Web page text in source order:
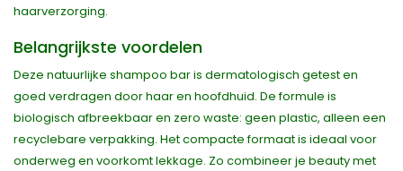
haarverzorging.
Belangrijkste voordelen
Deze natuurlijke shampoo bar is dermatologisch getest en
goed verdragen door haar en hoofdhuid. De formule is
biologisch afbreekbaar en zero waste: geen plastic, alleen een
recyclebare verpakking. Het compacte formaat is ideaal voor
onderweg en voorkomt lekkage. Zo combineer je beauty met